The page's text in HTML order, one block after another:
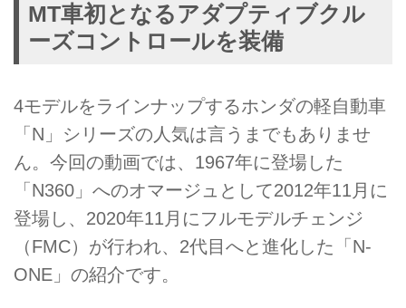
MT車初となるアダプティブクル
ーズコントロールを装備
4モデルをラインナップするホンダの軽自動車
「N」シリーズの人気は言うまでもありませ
ん。今回の動画では、1967年に登場した
「N360」へのオマージュとして2012年11月に
登場し、2020年11月にフルモデルチェンジ
（FMC）が行われ、2代目へと進化した「N-
ONE」の紹介です。